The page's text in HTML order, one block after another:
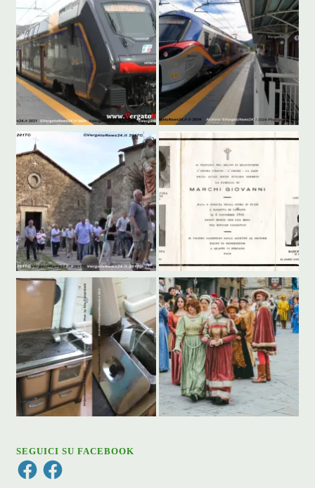
SEGUICI SU FACEBOOK
FacebookFacebook